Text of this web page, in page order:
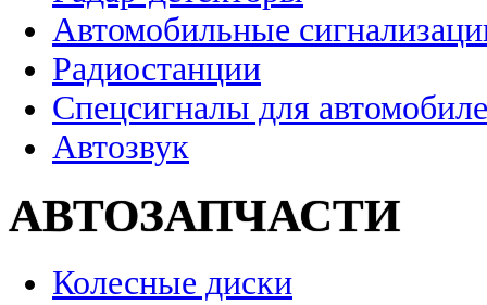
Автомобильные
Радиостанции
Спецсигналы для
Автозвук
АВТОЗАПЧАСТИ
Колесные диски